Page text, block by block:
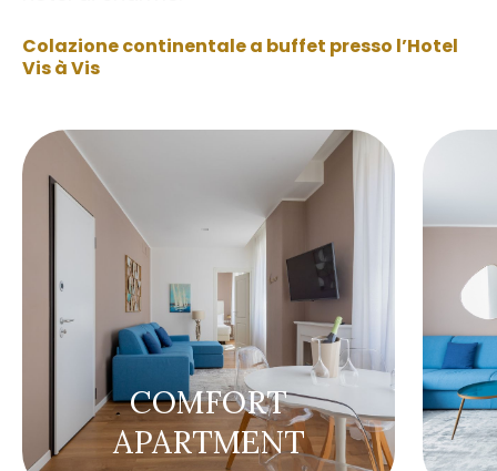
Colazione continentale a buffet presso l’Hotel
Vis à Vis
COMFORT
APARTMENT